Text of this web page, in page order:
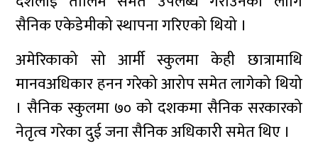
सैनिक एकेडेमीको स्थापना गरिएको थियो ।
अमेरिकाको सो आर्मी स्कुलमा केही छात्रामाथि
मानवअधिकार हनन गरेको आरोप समेत लागेको थियो
। सैनिक स्कुलमा ७० को दशकमा सैनिक सरकारको
नेतृत्व गरेका दुई जना सैनिक अधिकारी समेत थिए ।